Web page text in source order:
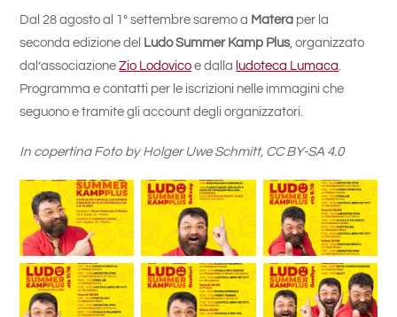
Dal 28 agosto al 1° settembre saremo a Matera per la
seconda edizione del Ludo Summer Kamp Plus, organizzato
dal’associazioneZio Lodovico e dalla ludoteca Lumaca.
Programma e contatti per le iscrizioni nelle immagini che
seguono e tramite gli account degli organizzatori.
In copertina Foto by Holger Uwe Schmitt, CC BY-SA 4.0